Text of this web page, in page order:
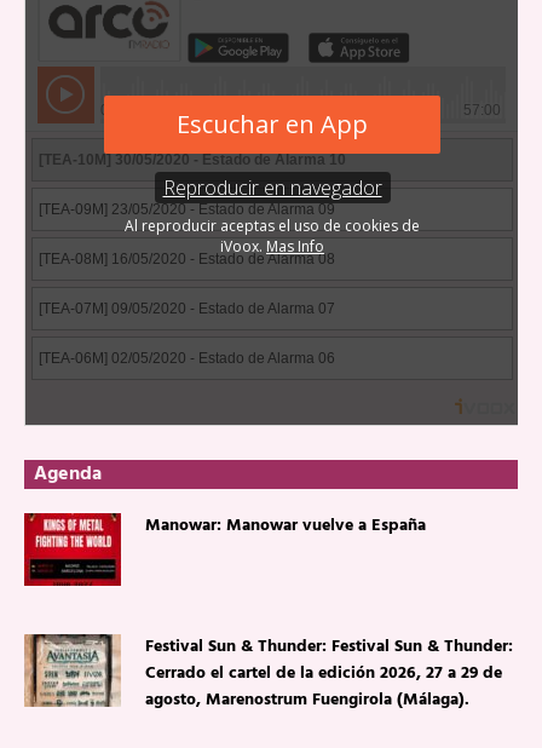
Agenda
Manowar: Manowar vuelve a España
Festival Sun & Thunder: Festival Sun & Thunder:
Cerrado el cartel de la edición 2026, 27 a 29 de
agosto, Marenostrum Fuengirola (Málaga).